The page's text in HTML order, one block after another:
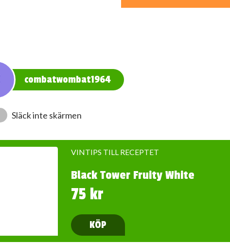
combatwombat1964
Släck inte skärmen
VINTIPS TILL RECEPTET
Black Tower Fruity White
75 kr
KÖP